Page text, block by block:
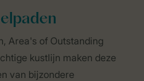
Area's of Outstanding
kustlijn maken deze
van bijzondere